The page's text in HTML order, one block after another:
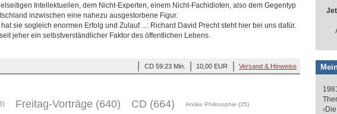
Intellektuellen, dem Nicht-Experten, einem Nicht-Fachidioten, also dem Gegentyp
inzwischen eine nahezu ausgestorbene Figur.
sie sogleich enormen Erfolg und Zulauf ...: Richard David Precht steht hier bei uns dafür.
jeher ein selbstverständlicher Faktor des öffentlichen Lebens.
Versand & Hinweise
10,00 EUR
CD 59:23 Min.
Freitag-Vorträge (640) CD (664) Antike Philosophie (35)